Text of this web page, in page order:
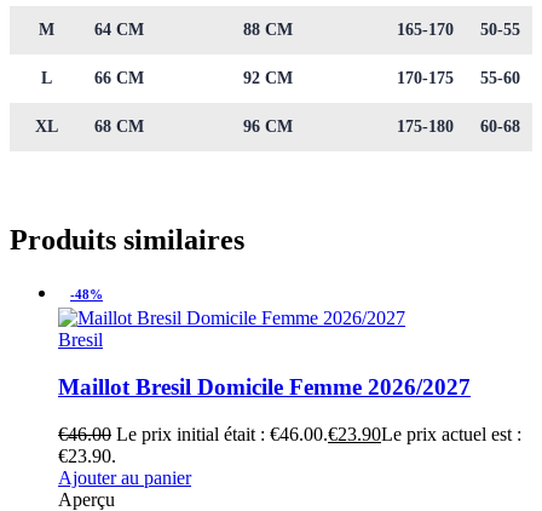
M 64 CM 88 CM 165-170 50-55
L 66 CM 92 CM 170-175 55-60
XL 68 CM 96 CM 175-180 60-68
Produits similaires
-48%
Bresil
Maillot Bresil Domicile Femme 2026/2027
€46.00 Le prix initial était : €46.00.€23.90Le prix actuel est :
€23.90.
Ajouter au panier
Aperçu